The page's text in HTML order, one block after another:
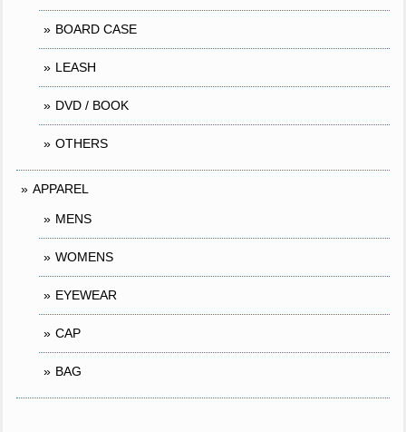
BOARD CASE
LEASH
DVD / BOOK
OTHERS
APPAREL
MENS
WOMENS
EYEWEAR
CAP
BAG